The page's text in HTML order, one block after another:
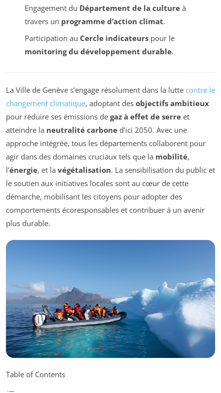
Engagement du Département de la cultureà
travers un programme d’action climat.
Participation au Cercle indicateurspour le
monitoring du développement durable.
La Ville de Genève s’engage résolument dans la lutte contre le
changement climatique, adoptant des objectifs ambitieux
pour réduire ses émissions de gaz à effet de serre et
atteindre la neutralité carbone d’ici 2050. Avec une
approche intégrée, tous les départements collaborent pour
agir dans des domaines cruciaux tels que la mobilité,
l’énergie, et la végétalisation. La sensibilisation du public et
le soutien aux initiatives locales sont au cœur de cette
démarche, mobilisant les citoyens pour adopter des
comportements écoresponsables et contribuer à un avenir
plus durable.
Table of Contents